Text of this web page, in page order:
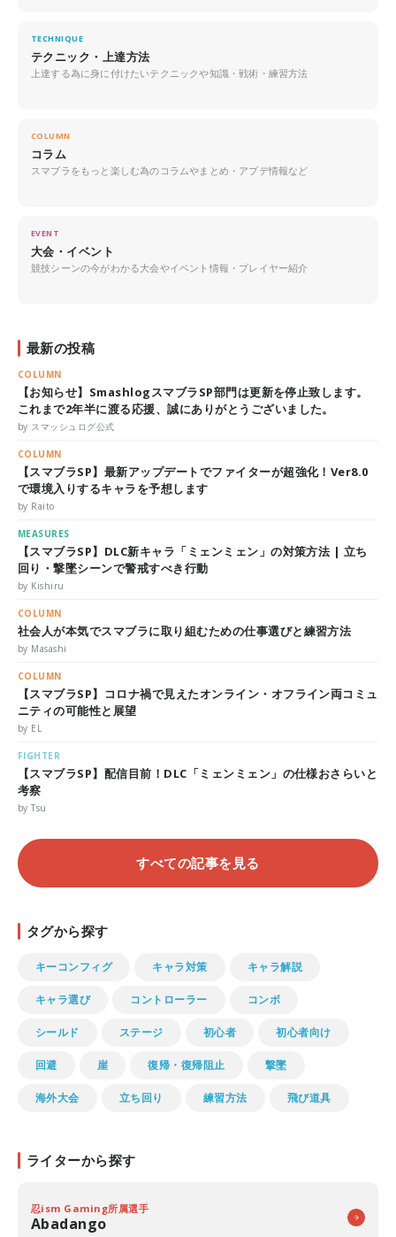
TECHNIQUE
テクニック・上達方法
上達する為に身に付けたいテクニックや知識・戦術・練習方法
COLUMN
コラム
スマブラをもっと楽しむ為のコラムやまとめ・アプデ情報など
EVENT
大会・イベント
競技シーンの今がわかる大会やイベント情報・プレイヤー紹介
最新の投稿
COLUMN
【お知らせ】SmashlogスマブラSP部門は更新を停止致します。
これまで2年半に渡る応援、誠にありがとうございました。
by スマッシュログ公式
COLUMN
【スマブラSP】最新アップデートでファイターが超強化！Ver8.0
で環境入りするキャラを予想します
by Raito
MEASURES
【スマブラSP】DLC新キャラ「ミェンミェン」の対策方法 | 立ち
回り・撃墜シーンで警戒すべき行動
by Kishiru
COLUMN
社会人が本気でスマブラに取り組むための仕事選びと練習方法
by Masashi
COLUMN
【スマブラSP】コロナ禍で見えたオンライン・オフライン両コミュ
ニティの可能性と展望
by EL
FIGHTER
【スマブラSP】配信目前！DLC「ミェンミェン」の仕様おさらいと
考察
by Tsu
すべての記事を見る
タグから探す
キーコンフィグ キャラ対策 キャラ解説
キャラ選び コントローラー コンボ
シールド ステージ 初心者 初心者向け
回避 崖 復帰・復帰阻止 撃墜
海外大会 立ち回り 練習方法 飛び道具
ライターから探す
忍ism Gaming所属選手
Abadango